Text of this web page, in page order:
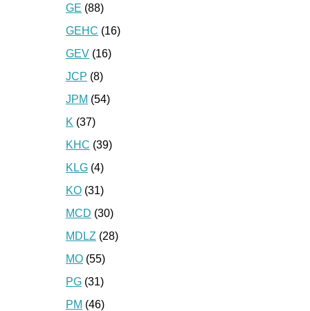
GE (88)
GEHC (16)
GEV (16)
JCP (8)
JPM (54)
K (37)
KHC (39)
KLG (4)
KO (31)
MCD (30)
MDLZ (28)
MO (55)
PG (31)
PM (46)